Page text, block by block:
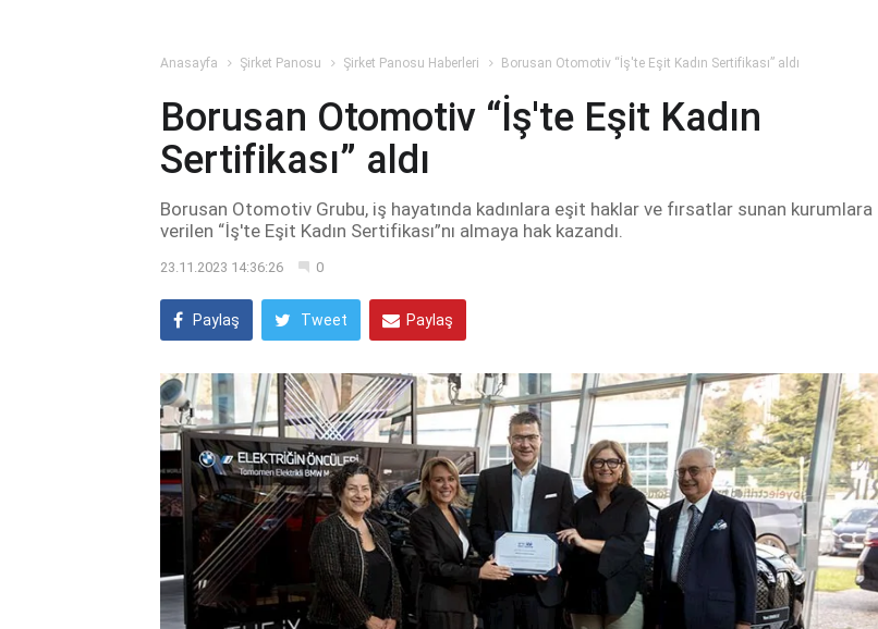
Anasayfa Şirket Panosu Şirket Panosu Haberleri Borusan Otomotiv “İş'te Eşit Kadın Sertifikası” aldı
Borusan Otomotiv “İş'te Eşit Kadın
Sertifikası” aldı
Borusan Otomotiv Grubu, iş hayatında kadınlara eşit haklar ve fırsatlar sunan kurumlara
verilen “İş'te Eşit Kadın Sertifikası”nı almaya hak kazandı.
23.11.2023 14:36:26 0
Paylaş Tweet Paylaş